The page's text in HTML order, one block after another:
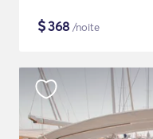
$368 /noite